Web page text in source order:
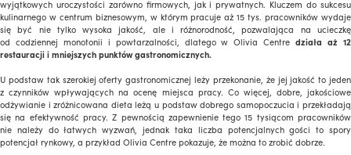
wyjątkowych uroczystości zarówno firmowych, jak i prywatnych. Kluczem do sukcesu
kulinarnego w centrum biznesowym, w którym pracuje aż 15 tys. pracowników wydaje
się być nie tylko wysoka jakość, ale i różnorodność, pozwalająca na ucieczkę
od codziennej monotonii i powtarzalności, dlatego w Olivia Centre działa aż 12
restauracji i mniejszych punktów gastronomicznych.
U podstaw tak szerokiej oferty gastronomicznej leży przekonanie, że jej jakość to jeden
z czynników wpływających na ocenę miejsca pracy. Co więcej, dobre, jakościowe
odżywianie i zróżnicowana dieta leżą u podstaw dobrego samopoczucia i przekładają
się na efektywność pracy. Z pewnością zapewnienie tego 15 tysiącom pracowników
nie należy do łatwych wyzwań, jednak taka liczba potencjalnych gości to spory
potencjał rynkowy, a przykład Olivia Centre pokazuje, że można to zrobić dobrze.